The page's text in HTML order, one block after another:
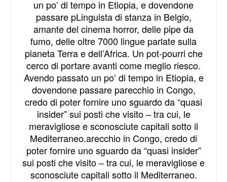
un po’ di tempo in Etiopia, e dovendone
passare pLinguista di stanza in Belgio,
amante del cinema horror, delle pipe da
fumo, delle oltre 7000 lingue parlate sulla
pianeta Terra e dell’Africa. Un pot-pourri che
cerco di portare avanti come meglio riesco.
Avendo passato un po’ di tempo in Etiopia, e
dovendone passare parecchio in Congo,
credo di poter fornire uno sguardo da “quasi
insider” sui posti che visito – tra cui, le
meravigliose e sconosciute capitali sotto il
Mediterraneo.arecchio in Congo, credo di
poter fornire uno sguardo da “quasi insider”
sui posti che visito – tra cui, le meravigliose e
sconosciute capitali sotto il Mediterraneo.